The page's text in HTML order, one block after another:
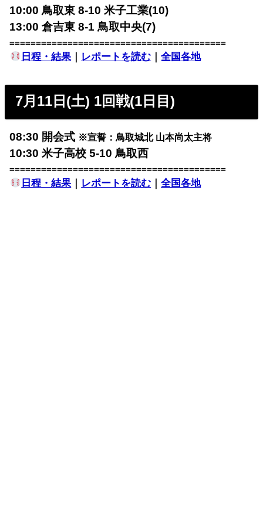
10:00 鳥取東 8-10 米子工業(10)
13:00 倉吉東 8-1 鳥取中央(7)
=========================================
日程・結果｜ レポートを読む ｜全国各地
7月11日(土) 1回戦(1日目)
08:30 開会式 ※宣誓：鳥取城北 山本尚太主将
10:30 米子高校 5-10 鳥取西
=========================================
日程・結果｜ レポートを読む ｜全国各地